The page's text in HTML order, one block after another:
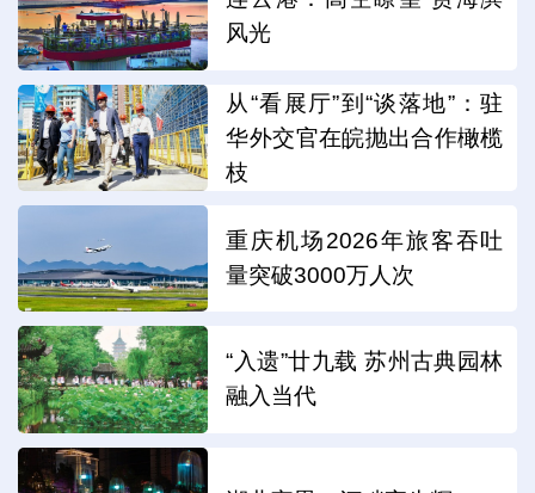
风光
从“看展厅”到“谈落地”：驻
华外交官在皖抛出合作橄榄
枝
重庆机场2026年旅客吞吐
量突破3000万人次
“入遗”廿九载 苏州古典园林
融入当代